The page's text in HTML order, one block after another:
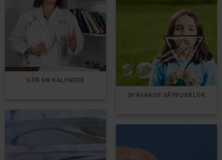
GÖR EN KALENDER
SVÄVANDE SÅPBUBBLOR